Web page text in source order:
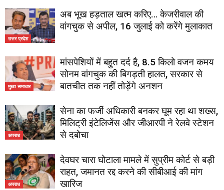
उत्तर प्रदेश
अब भूख हड़ताल खत्म करिए… केजरीवाल की
वांगचुक से अपील, 16 जुलाई को करेंगे मुलाकात
मुख्य समाचार
मांसपेशियों में बहुत दर्द है, 8.5 किलो वजन कमय
सोनम वांगचुक की बिगड़ती हालत, सरकार से
बातचीत तक नहीं तोड़ेंगे अनशन
अपराध
सेना का फर्जी अधिकारी बनकर घूम रहा था शख्स,
मिलिट्री इंटेलिजेंस और जीआरपी ने रेलवे स्टेशन
से दबोचा
अपराध
देवघर चारा घोटाला मामले में सुप्रीम कोर्ट से बड़ी
राहत, जमानत रद्द करने की सीबीआई की मांग
खारिज